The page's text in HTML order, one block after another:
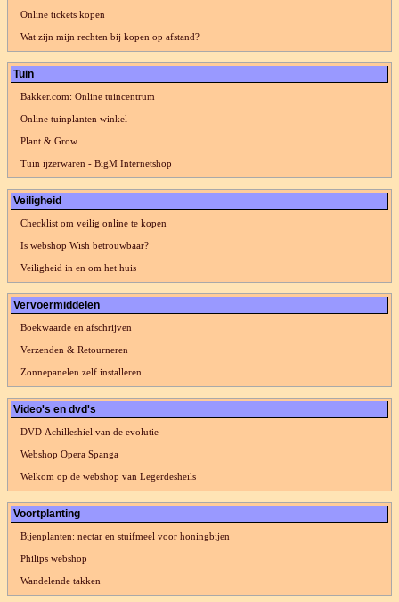
Online tickets kopen
Wat zijn mijn rechten bij kopen op afstand?
Tuin
Bakker.com: Online tuincentrum
Online tuinplanten winkel
Plant & Grow
Tuin ijzerwaren - BigM Internetshop
Veiligheid
Checklist om veilig online te kopen
Is webshop Wish betrouwbaar?
Veiligheid in en om het huis
Vervoermiddelen
Boekwaarde en afschrijven
Verzenden & Retourneren
Zonnepanelen zelf installeren
Video's en dvd's
DVD Achilleshiel van de evolutie
Webshop Opera Spanga
Welkom op de webshop van Legerdesheils
Voortplanting
Bijenplanten: nectar en stuifmeel voor honingbijen
Philips webshop
Wandelende takken